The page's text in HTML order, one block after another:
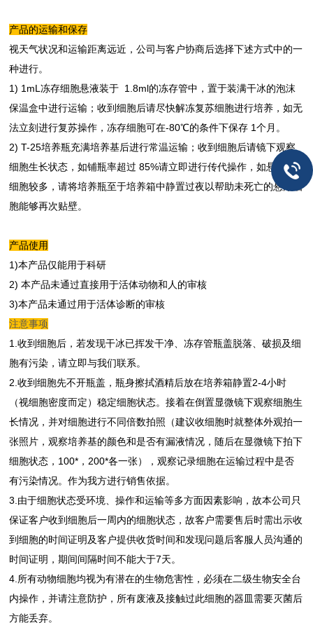
产品的运输和保存
视天气状况和运输距离远近，公司与客 户协商后选择下述方式中的一
种进行。
1) 1mL冻存细胞悬液装于 1.8ml的冻存管中，置于装满干冰的泡沫
保温盒中进行运输；收到细胞后请尽快解冻复苏细胞进行培养，如无
法立刻进行复苏操作，冻存细胞可在-80℃的条件下保存 1个月。
2) T-25培养瓶充满培养基后进行常温运输；收到细胞后请镜下观察
细胞生长状态，如铺瓶率超过 85%请立即进行传代操作，如悬浮的
细胞较多，请将培养瓶至于培养箱中静置过夜以帮助未死亡的悬浮细
胞能够再次贴壁。
产品使用
1)本产品仅能用于科研
2) 本产品未通过直接用于活体动物和人的审核
3)本产品未通过用于活体诊断的审核
注意事项
1.收到细胞后，若发现干冰已挥发干净、冻存管瓶盖脱落、破损及细
胞有污染，请立即与我们联系。
2.收到细胞先不开瓶盖，瓶身擦拭酒精后放在培养箱静置2-4小时
（视细胞密度而定）稳定细胞状态。接着在倒置显微镜下观察细胞生
长情况，并对细胞进行不同倍数拍照（建议收细胞时就整体外观拍一
张照片，观察培养基的颜色和是否有漏液情况，随后在显微镜下拍下
细胞状态，100*，200*各一张），观察记录细胞在运输过程中是否
有污染情况。作为我方进行销售依据。
3.由于细胞状态受环境、操作和运输等多方面因素影响，故本公司只
保证客户收到细胞后一周内的细胞状态，故客户需要售后时需出示收
到细胞的时间证明及客户提供收货时间和发现问题后客服人员沟通的
时间证明，期间间隔时间不能大于7天。
4.所有动物细胞均视为有潜在的生物危害性，必须在二级生物安全台
内操作，并请注意防护，所有废液及接触过此细胞的器皿需要灭菌后
方能丢弃。